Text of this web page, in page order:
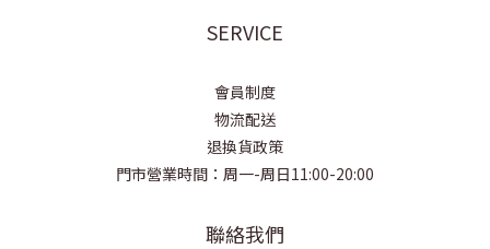
SERVICE
會員制度
物流配送
退換貨政策
門市營業時間：周一-周日11:00-20:00
聯絡我們